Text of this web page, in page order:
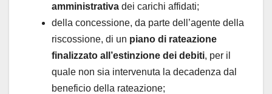
amministrativa dei carichi affidati;
della concessione, da parte dell’agente della
riscossione, di un piano di rateazione
finalizzato all’estinzione dei debiti, per il
quale non sia intervenuta la decadenza dal
beneficio della rateazione;